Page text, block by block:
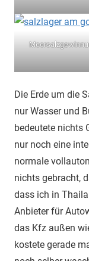
Die Erde um die
nur Wasser und
bedeutete nichts
nur noch eine
normale
nichts gebracht,
dass ich in
Anbieter für
das Kfz außen
kostete gerade